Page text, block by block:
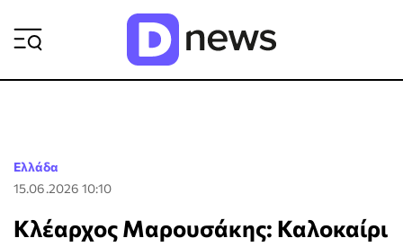
Ελλάδα
15.06.2026 10:10
Κλέαρχος Μαρουσάκης: Καλοκαίρι